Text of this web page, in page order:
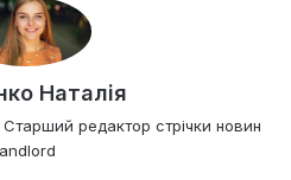
Наталія
Старший редактор стрічки новин